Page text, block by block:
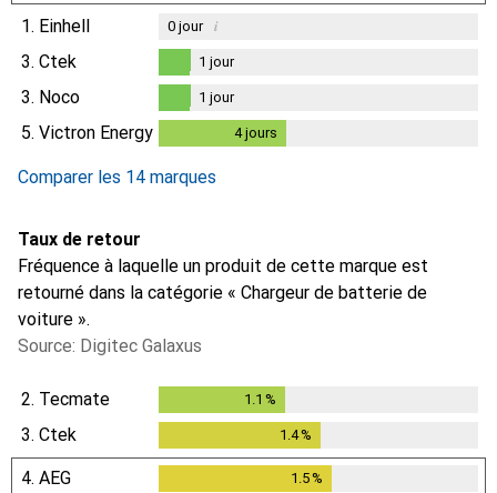
1. Einhell 0jour i
3. Ctek
jour
1 jour
3. Noco
jour
1 jour
5. Victron Energy 4jours
Comparer les 14 marques
Taux de retour
Fréquence à laquelle un produit de cette marque est
retourné dans la catégorie « Chargeur de batterie de
voiture ».
Source: Digitec Galaxus
2. Tecmate 1.1 %
3. Ctek 1.4%
4. AEG 1.5%